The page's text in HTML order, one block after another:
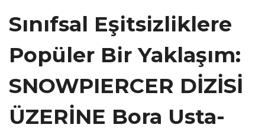
Sınıfsal Eşitsizliklere
Popüler Bir Yaklaşım:
SNOWPIERCER DİZİSİ
ÜZERİNE Bora Usta-